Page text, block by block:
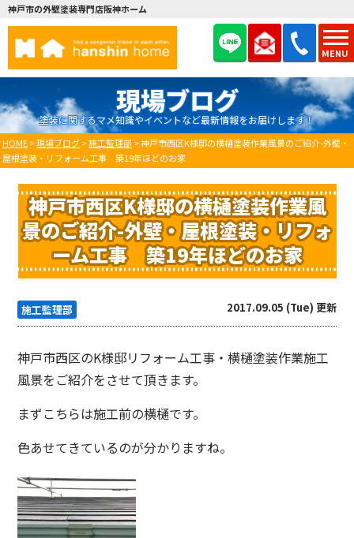
MENU
神戸市の外壁塗装専門店阪神ホーム
現場ブログ
塗装に関するマメ知識やイベントなど最新情報をお届けします！
HOME>現場ブログ>施工監理部 >神戸市西区K様邸の横樋塗装作業風景のご紹介-外壁・
屋根塗装・リフォーム工事 築19年ほどのお家
神戸市西区K様邸の横樋塗装作業風
景のご紹介-外壁・屋根塗装・リフォ
ーム工事 築19年ほどのお家
施工監理部 2017.09.05 (Tue) 更新
神戸市西区のK様邸リフォーム工事・横樋塗装作業施工
風景をご紹介をさせて頂きます。
まずこちらは施工前の横樋です。
色あせてきているのが分かりますね。